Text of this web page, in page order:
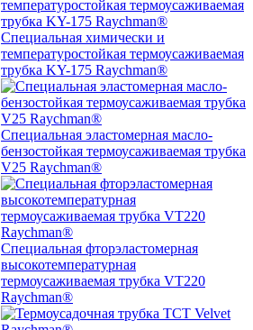
Специальная химически и
температуростойкая термоусаживаемая
трубка KY-175 Raychman®
Специальная эластомерная масло-
бензостойкая термоусаживаемая трубка
V25 Raychman®
Специальная фторэластомерная
высокотемпературная
термоусаживаемая трубка VT220
Raychman®